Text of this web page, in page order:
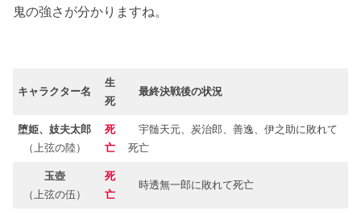
鬼の強さが分かりますね。
キャラクター名
生
死
最終決戦後の状況
堕姫、妓夫太郎
（上弦の陸）
死
亡
宇髄天元、炭治郎、善逸、伊之助に敗れて
死亡
玉壺
（上弦の伍）
死
亡
時透無一郎に敗れて死亡